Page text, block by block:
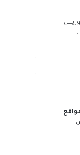
توريس